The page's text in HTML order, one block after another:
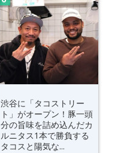
渋谷に「タコストリー
ト」がオープン！豚一頭
分の旨味を詰め込んだカ
ルニタス1本で勝負する
タコスと陽気な...